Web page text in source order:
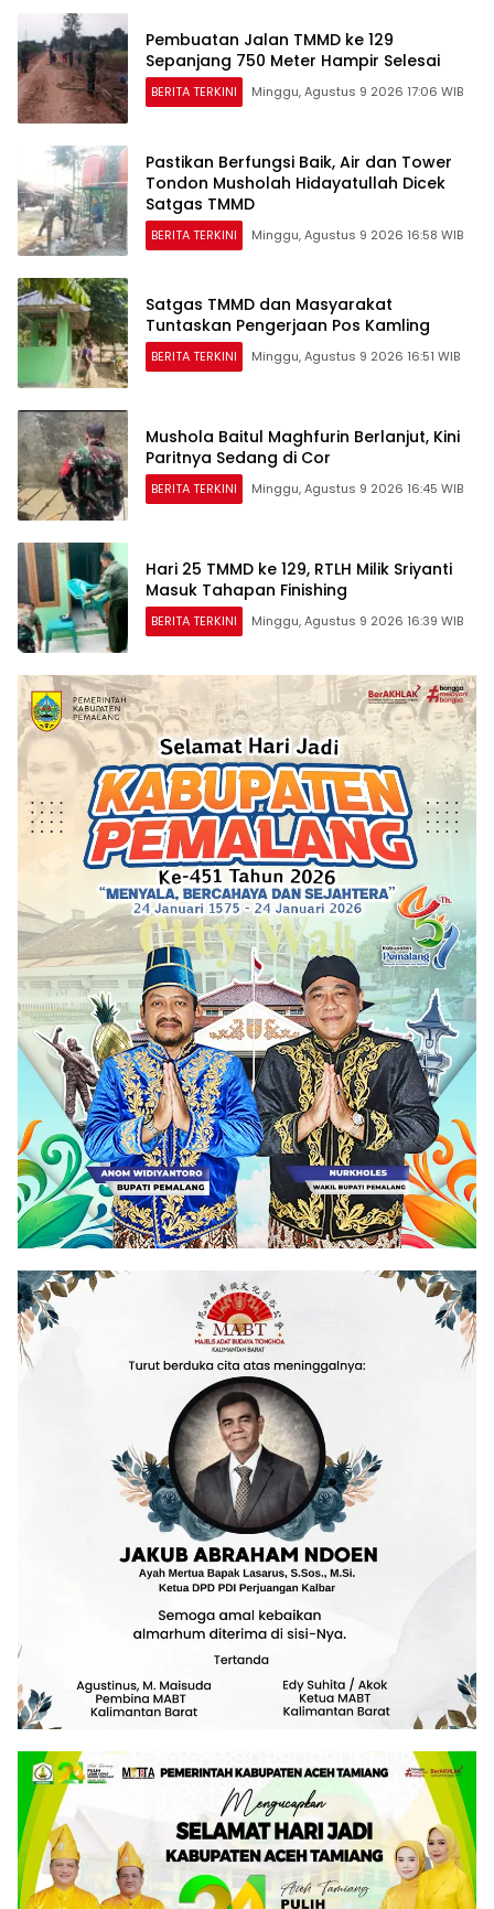
Pembuatan Jalan TMMD ke 129
Sepanjang 750 Meter Hampir Selesai
BERITA TERKINI Minggu, Agustus 9 2026 17:06 WIB
Pastikan Berfungsi Baik, Air dan Tower
Tondon Musholah Hidayatullah Dicek
Satgas TMMD
BERITA TERKINI Minggu, Agustus 9 2026 16:58 WIB
Satgas TMMD dan Masyarakat
Tuntaskan Pengerjaan Pos Kamling
BERITA TERKINI Minggu, Agustus 9 2026 16:51 WIB
Mushola Baitul Maghfurin Berlanjut, Kini
Paritnya Sedang di Cor
BERITA TERKINI Minggu, Agustus 9 2026 16:45 WIB
Hari 25 TMMD ke 129, RTLH Milik Sriyanti
Masuk Tahapan Finishing
BERITA TERKINI Minggu, Agustus 9 2026 16:39 WIB